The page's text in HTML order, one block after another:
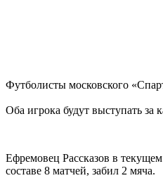
Футболисты московского
Оба игрока будут выступать за
Ефремовец Рассказов в
составе 8 матчей, забил 2 мяча.